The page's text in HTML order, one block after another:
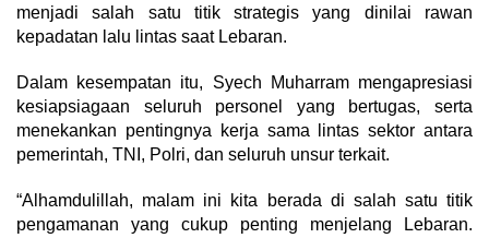
menjadi salah satu titik strategis yang dinilai rawan
kepadatan lalu lintas saat Lebaran.
Dalam kesempatan itu, Syech Muharram mengapresiasi
kesiapsiagaan seluruh personel yang bertugas, serta
menekankan pentingnya kerja sama lintas sektor antara
pemerintah, TNI, Polri, dan seluruh unsur terkait.
“Alhamdulillah, malam ini kita berada di salah satu titik
pengamanan yang cukup penting menjelang Lebaran.